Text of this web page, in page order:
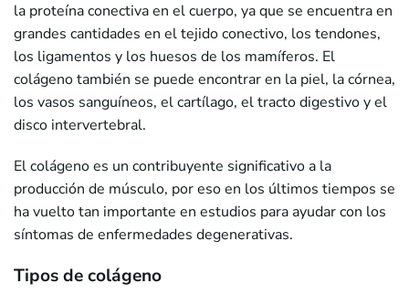
la proteína conectiva en el cuerpo, ya que se encuentra en
grandes cantidades en el tejido conectivo, los tendones,
los ligamentos y los huesos de los mamíferos. El
colágeno también se puede encontrar en la piel, la córnea,
los vasos sanguíneos, el cartílago, el tracto digestivo y el
disco intervertebral.
El colágeno es un contribuyente significativo a la
producción de músculo, por eso en los últimos tiempos se
ha vuelto tan importante en estudios para ayudar con los
síntomas de enfermedades degenerativas.
Tipos de colágeno